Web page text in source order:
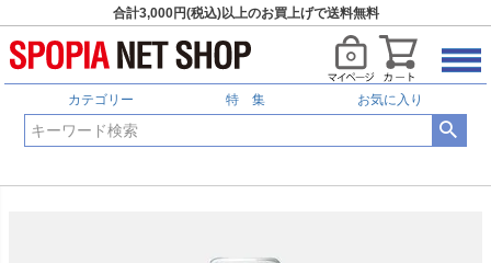
合計3,000円(税込)以上のお買上げで送料無料
カテゴリー 特 集 お気に入り